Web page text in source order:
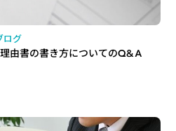
ログ
由書の書き方についてのQ&A